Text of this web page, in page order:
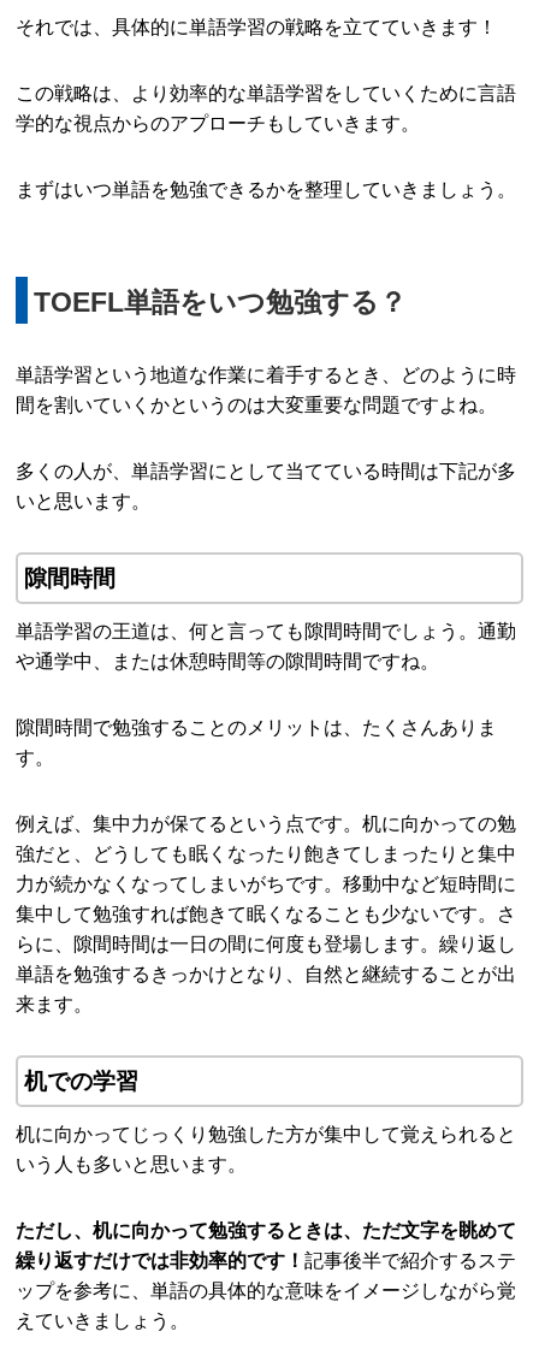
それでは、具体的に単語学習の戦略を立てていきます！
この戦略は、より効率的な単語学習をしていくために言語
学的な視点からのアプローチもしていきます。
まずはいつ単語を勉強できるかを整理していきましょう。
TOEFL単語をいつ勉強する？
単語学習という地道な作業に着手するとき、どのように時
間を割いていくかというのは大変重要な問題ですよね。
多くの人が、単語学習にとして当てている時間は下記が多
いと思います。
隙間時間
単語学習の王道は、何と言っても隙間時間でしょう。通勤
や通学中、または休憩時間等の隙間時間ですね。
隙間時間で勉強することのメリットは、たくさんありま
す。
例えば、集中力が保てるという点です。机に向かっての勉
強だと、どうしても眠くなったり飽きてしまったりと集中
力が続かなくなってしまいがちです。移動中など短時間に
集中して勉強すれば飽きて眠くなることも少ないです。さ
らに、隙間時間は一日の間に何度も登場します。繰り返し
単語を勉強するきっかけとなり、自然と継続することが出
来ます。
机での学習
机に向かってじっくり勉強した方が集中して覚えられると
いう人も多いと思います。
ただし、机に向かって勉強するときは、ただ文字を眺めて
繰り返すだけでは非効率的です！記事後半で紹介するステ
ップを参考に、単語の具体的な意味をイメージしながら覚
えていきましょう。